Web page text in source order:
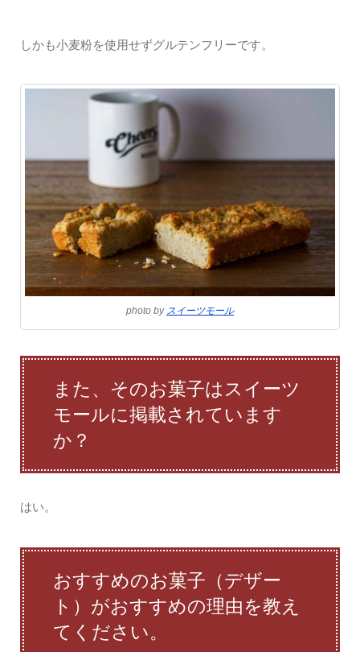
しかも小麦粉を使用せずグルテンフリーです。
photo by スイーツモール
また、そのお菓子はスイーツ
モールに掲載されています
か？
はい。
おすすめのお菓子（デザー
ト）がおすすめの理由を教え
てください。